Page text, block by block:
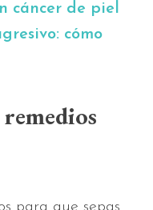
cáncer de piel
cómo